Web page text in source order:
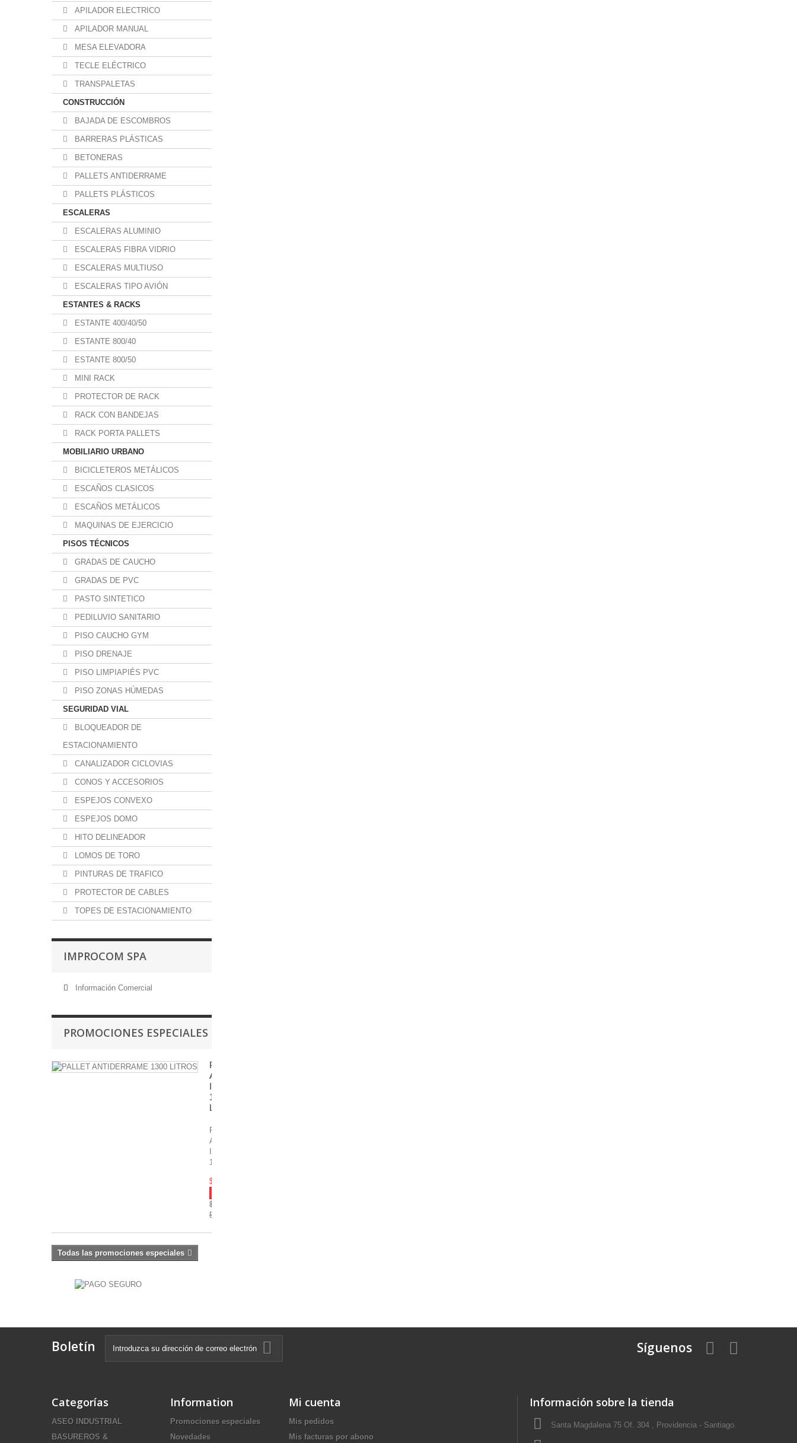
APILADOR ELECTRICO
APILADOR MANUAL
MESA ELEVADORA
TECLE ELÉCTRICO
TRANSPALETAS
CONSTRUCCIÓN
BAJADA DE ESCOMBROS
BARRERAS PLÁSTICAS
BETONERAS
PALLETS ANTIDERRAME
PALLETS PLÁSTICOS
ESCALERAS
ESCALERAS ALUMINIO
ESCALERAS FIBRA VIDRIO
ESCALERAS MULTIUSO
ESCALERAS TIPO AVIÓN
ESTANTES & RACKS
ESTANTE 400/40/50
ESTANTE 800/40
ESTANTE 800/50
MINI RACK
PROTECTOR DE RACK
RACK CON BANDEJAS
RACK PORTA PALLETS
MOBILIARIO URBANO
BICICLETEROS METÁLICOS
ESCAÑOS CLASICOS
ESCAÑOS METÁLICOS
MAQUINAS DE EJERCICIO
PISOS TÉCNICOS
GRADAS DE CAUCHO
GRADAS DE PVC
PASTO SINTETICO
PEDILUVIO SANITARIO
PISO CAUCHO GYM
PISO DRENAJE
PISO LIMPIAPIÉS PVC
PISO ZONAS HÚMEDAS
SEGURIDAD VIAL
BLOQUEADOR DE
ESTACIONAMIENTO
CANALIZADOR CICLOVIAS
CONOS Y ACCESORIOS
ESPEJOS CONVEXO
ESPEJOS DOMO
HITO DELINEADOR
LOMOS DE TORO
PINTURAS DE TRAFICO
PROTECTOR DE CABLES
TOPES DE ESTACIONAMIENTO
IMPROCOM SPA
Información Comercial
PROMOCIONES ESPECIALES
PALLET
ANTIDERRAME
IBC
1300
LITROS
Pallet
Antiderrame
1300...
$ 472.000
$
590.000
Todas las promociones especiales
Boletín Síguenos
Categorías
ASEO INDUSTRIAL
BASUREROS &
Information
Promociones especiales
Novedades
Mi cuenta
Mis pedidos
Mis facturas por abono
Información sobre la tienda
Santa Magdalena 75 Of. 304 , Providencia - Santiago.